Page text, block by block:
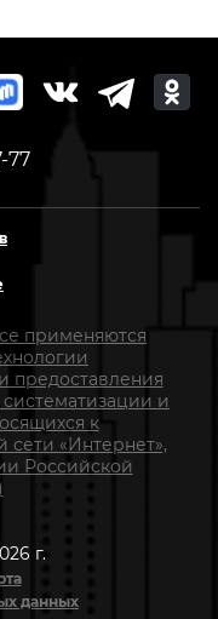
77
применяются
предоставления
и
к
сети «Интернет»,
Российской
г.
данных